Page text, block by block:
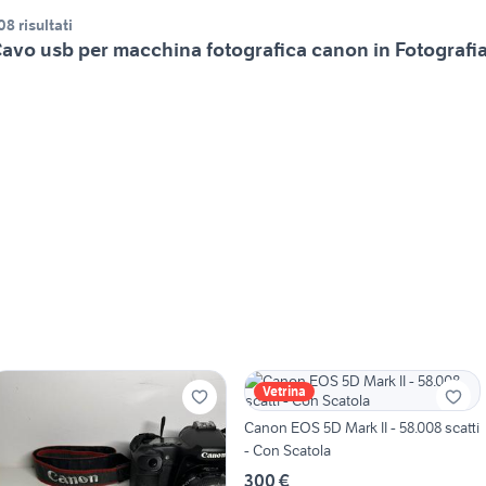
risultati
usb per macchina fotografica canon in
Vetrina
Canon EOS 5D Mark II - 58.008 scatti
- Con Scatola
300 €